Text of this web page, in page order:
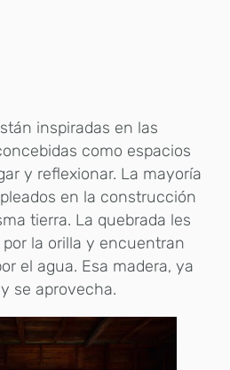
inspiradas en las
como espacios
y reflexionar. La mayoría
en la construcción
tierra. La quebrada les
la orilla y encuentran
el agua. Esa madera, ya
se aprovecha.